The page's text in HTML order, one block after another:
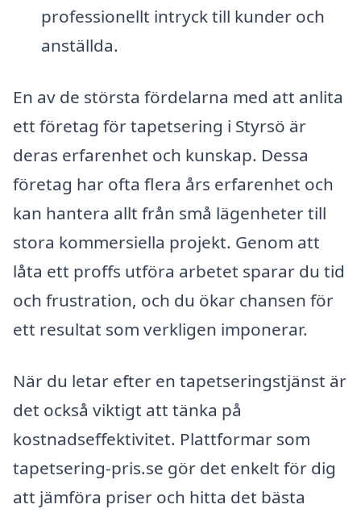
professionellt intryck till kunder och
anställda.
En av de största fördelarna med att anlita
ett företag för tapetsering i Styrsö är
deras erfarenhet och kunskap. Dessa
företag har ofta flera års erfarenhet och
kan hantera allt från små lägenheter till
stora kommersiella projekt. Genom att
låta ett proffs utföra arbetet sparar du tid
och frustration, och du ökar chansen för
ett resultat som verkligen imponerar.
När du letar efter en tapetseringstjänst är
det också viktigt att tänka på
kostnadseffektivitet. Plattformar som
tapetsering-pris.se gör det enkelt för dig
att jämföra priser och hitta det bästa